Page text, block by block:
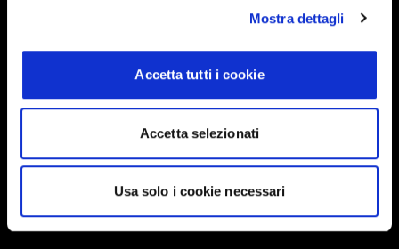
Mostra dettagli
Accetta tutti i cookie
Accetta selezionati
Usa solo i cookie necessari
Ho letto e approvo Privacy Policy
INVIA